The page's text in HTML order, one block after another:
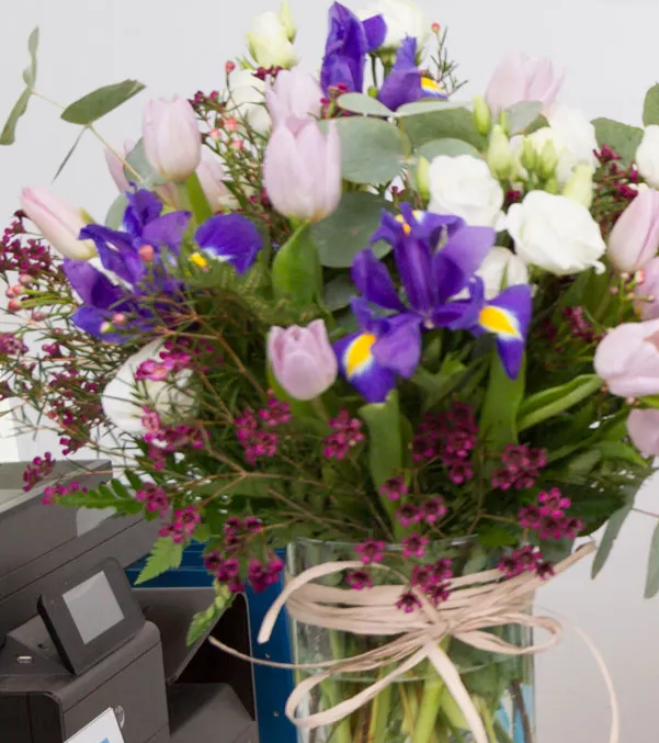
TRABAJAMOS PARA QUE LOS PACIENTES SE SIENTAN CÓMODOS, EN UN